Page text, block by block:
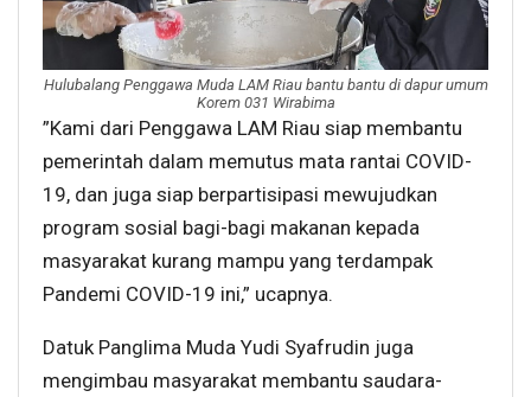
Hulubalang Penggawa Muda LAM Riau bantu bantu di dapur umum
Korem 031 Wirabima
”Kami dari Penggawa LAM Riau siap membantu
pemerintah dalam memutus mata rantai COVID-
19, dan juga siap berpartisipasi mewujudkan
program sosial bagi-bagi makanan kepada
masyarakat kurang mampu yang terdampak
Pandemi COVID-19 ini,” ucapnya.
Datuk Panglima Muda Yudi Syafrudin juga
mengimbau masyarakat membantu saudara-